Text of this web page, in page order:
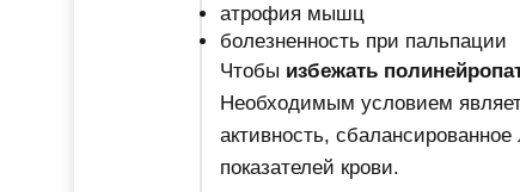
атрофия мышц
болезненность при пальпации
Чтобы избежать
Необходимым условием
активность,
показателей крови.